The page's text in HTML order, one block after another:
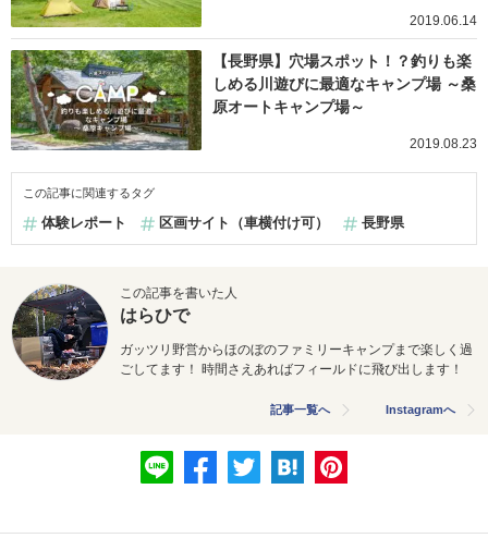
2019.06.14
【長野県】穴場スポット！？釣りも楽
しめる川遊びに最適なキャンプ場 ～桑
原オートキャンプ場～
2019.08.23
この記事に関連するタグ
体験レポート 区画サイト（車横付け可） 長野県
この記事を書いた人
はらひで
ガッツリ野営からほのぼのファミリーキャンプまで楽しく過
ごしてます！ 時間さえあればフィールドに飛び出します！
記事一覧へ Instagramへ